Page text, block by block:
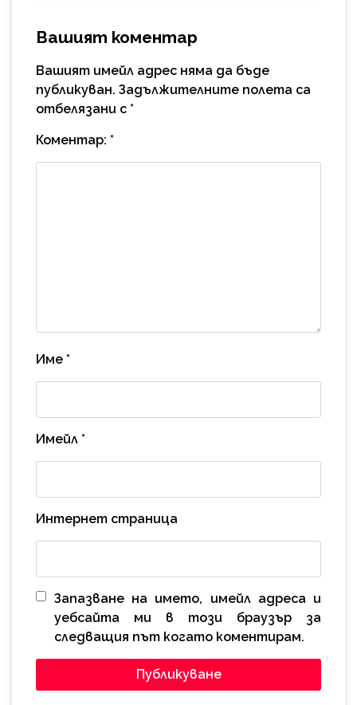
Вашият коментар
Вашият имейл адрес няма да бъде
публикуван. Задължителните полета са
отбелязани с *
Коментар: *
Име *
Имейл *
Интернет страница
Запазване на името, имейл адреса и
уебсайта ми в този браузър за
следващия път когато коментирам.